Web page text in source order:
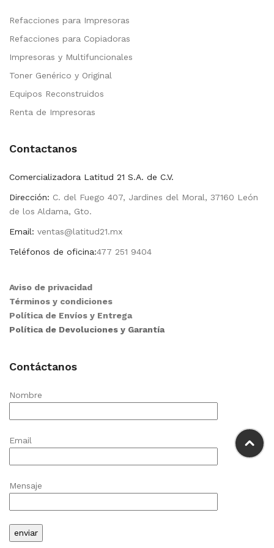
Refacciones para Impresoras
Refacciones para Copiadoras
Impresoras y Multifuncionales
Toner Genérico y Original
Equipos Reconstruidos
Renta de Impresoras
Contactanos
Comercializadora Latitud 21 S.A. de C.V.
Dirección: C. del Fuego 407, Jardines del Moral, 37160 León
de los Aldama, Gto.
Email: ventas@latitud21.mx
Teléfonos de oficina:477 251 9404
Aviso de privacidad
Términos y condiciones
Política de Envíos y Entrega
Política de Devoluciones y Garantía
Contáctanos
Nombre
Email
Mensaje